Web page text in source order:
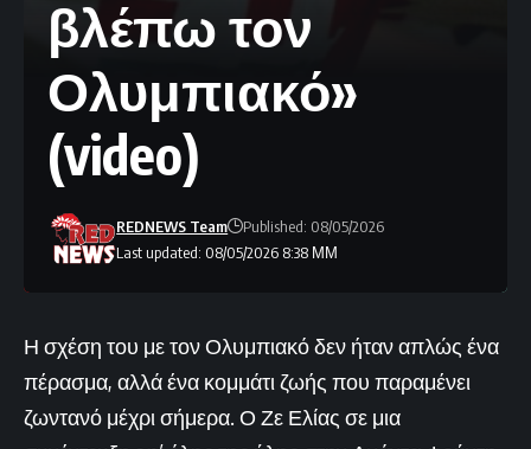
βλέπω τον
Ολυμπιακό»
(video)
Last updated: 08/05/2026 8:38 ΜΜ
REDNEWS Team Published: 08/05/2026
Η σχέση του με τον Ολυμπιακό δεν ήταν απλώς ένα
πέρασμα, αλλά ένα κομμάτι ζωής που παραμένει
ζωντανό μέχρι σήμερα. Ο Ζε Ελίας σε μια